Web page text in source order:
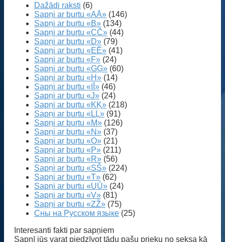
Dažādi raksti (6)
Sapņi ar burtu «AĀ» (146)
Sapņi ar burtu «B» (134)
Sapņi ar burtu «CČ» (44)
Sapņi ar burtu «D» (79)
Sapņi ar burtu «EĒ» (41)
Sapņi ar burtu «F» (24)
Sapņi ar burtu «GĢ» (60)
Sapņi ar burtu «H» (14)
Sapņi ar burtu «IĪ» (46)
Sapņi ar burtu «J» (24)
Sapņi ar burtu «KĶ» (218)
Sapņi ar burtu «LĻ» (91)
Sapņi ar burtu «M» (126)
Sapņi ar burtu «N» (37)
Sapņi ar burtu «O» (21)
Sapņi ar burtu «P» (211)
Sapņi ar burtu «R» (56)
Sapņi ar burtu «SŠ» (224)
Sapņi ar burtu «T» (62)
Sapņi ar burtu «UŪ» (24)
Sapņi ar burtu «V» (81)
Sapņi ar burtu «ZŽ» (75)
Сны на Русском языке (25)
Interesanti fakti par sapņiem
Sapnī jūs varat piedzīvot tādu pašu prieku no seksa kā